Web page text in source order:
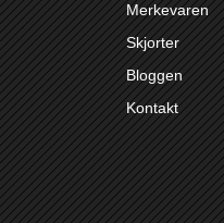
Merkevaren
Skjorter
Bloggen
Kontakt